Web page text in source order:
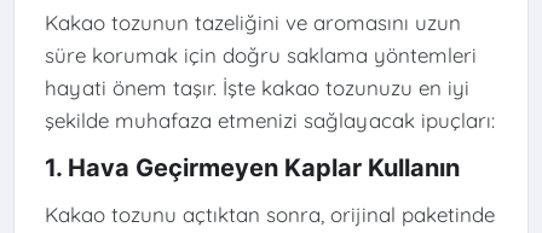
Kakao tozunun tazeliğini ve aromasını uzun
süre korumak için doğru saklama yöntemleri
hayati önem taşır. İşte kakao tozunuzu en iyi
şekilde muhafaza etmenizi sağlayacak ipuçları:
1. Hava Geçirmeyen Kaplar Kullanın
Kakao tozunu açtıktan sonra, orijinal paketinde